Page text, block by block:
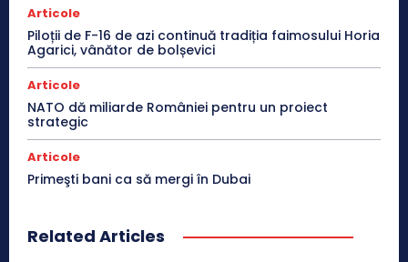
Articole
Piloții de F-16 de azi continuă tradiția faimosului Horia
Agarici, vânător de bolșevici
Articole
NATO dă miliarde României pentru un proiect
strategic
Articole
Primeşti bani ca să mergi în Dubai
Related Articles